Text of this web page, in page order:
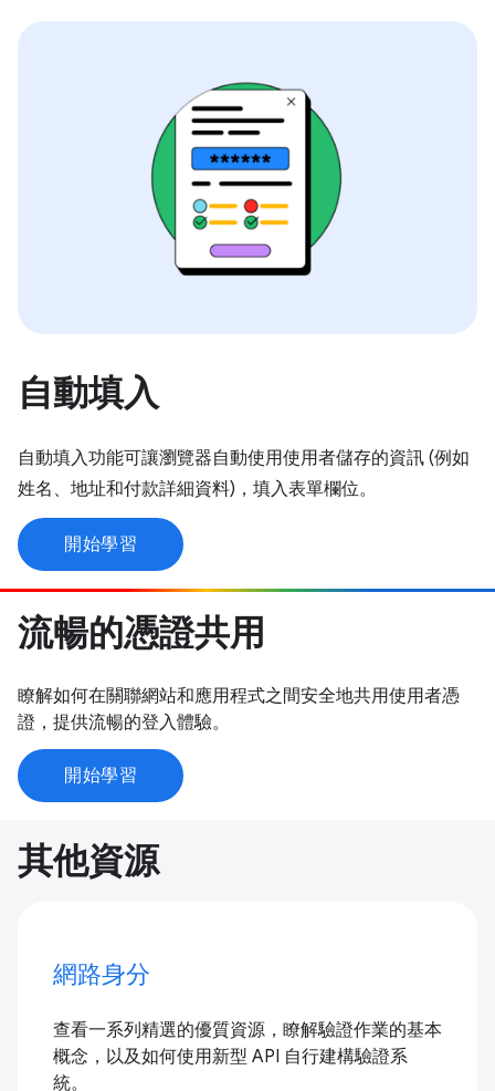
自動填入
自動填入功能可讓瀏覽器自動使用使用者儲存的資訊 (例如
姓名、地址和付款詳細資料)，填入表單欄位。
開始學習
流暢的憑證共用
瞭解如何在關聯網站和應用程式之間安全地共用使用者憑
證，提供流暢的登入體驗。
開始學習
其他資源
網路身分
查看一系列精選的優質資源，瞭解驗證作業的基本
概念，以及如何使用新型 API 自行建構驗證系
統。